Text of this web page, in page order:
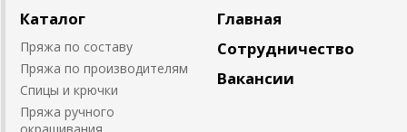
Каталог
Пряжа по составу
Пряжа по производителям
Спицы и крючки
Пряжа ручного
Главная
Сотрудничество
Вакансии